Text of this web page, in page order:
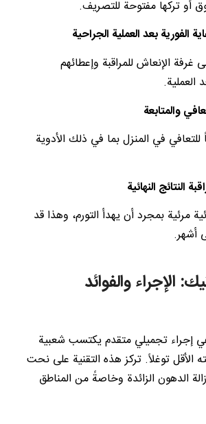
أو تركها مفتوحة للتصريف.
الفورية بعد العملية الجراحية
غرفة الإنعاش للمراقبة وإعطائهم
العملية.
والمتابعة
في المنزل بما في ذلك الأدوية
النتائج النهائية
مرئية بمجرد أن يهدأ التورم، وهذا قد
أشهر.
الإجراء والفوائد
إجراء تجميلي متقدم يكتسب شعبية
الأقل توغلاً. تركز هذه التقنية على نحت
الدهون الزائدة وخاصةً من المناطق